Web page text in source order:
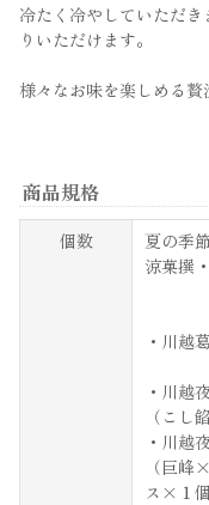
冷たく冷やしていただ
りいただけます。
様々なお味を楽しめる贅
商品規格
個数
夏の季
涼菓撰
・川
・川
（こし
・川越
（巨
ス×１個